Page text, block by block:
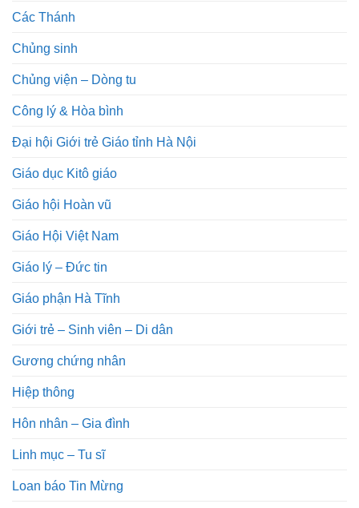
Các Thánh
Chủng sinh
Chủng viện – Dòng tu
Công lý & Hòa bình
Đại hội Giới trẻ Giáo tỉnh Hà Nội
Giáo dục Kitô giáo
Giáo hội Hoàn vũ
Giáo Hội Việt Nam
Giáo lý – Đức tin
Giáo phận Hà Tĩnh
Giới trẻ – Sinh viên – Di dân
Gương chứng nhân
Hiệp thông
Hôn nhân – Gia đình
Linh mục – Tu sĩ
Loan báo Tin Mừng